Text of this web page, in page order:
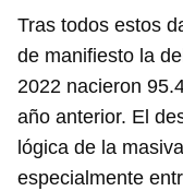
Tras todos estos
de manifiesto la
2022 nacieron
año anterior. El
lógica de la
especialmente